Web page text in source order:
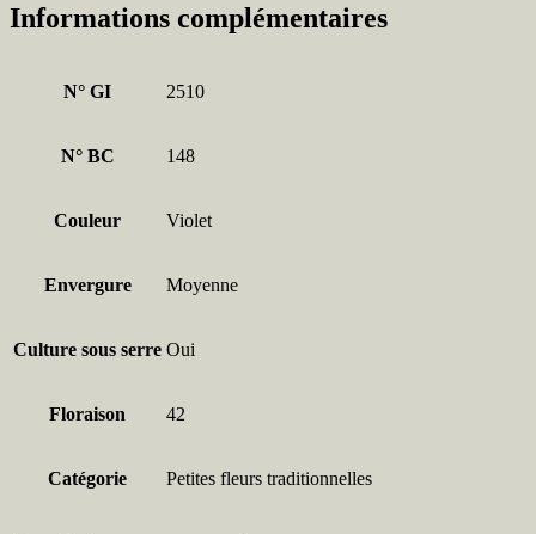
Informations complémentaires
N° GI 2510
N° BC 148
Couleur Violet
Envergure Moyenne
Culture sous serre Oui
Floraison 42
Catégorie Petites fleurs traditionnelles